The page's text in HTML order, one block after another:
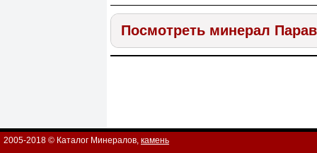
Посмотреть минерал
2005-2018 © Каталог Минералов, камень